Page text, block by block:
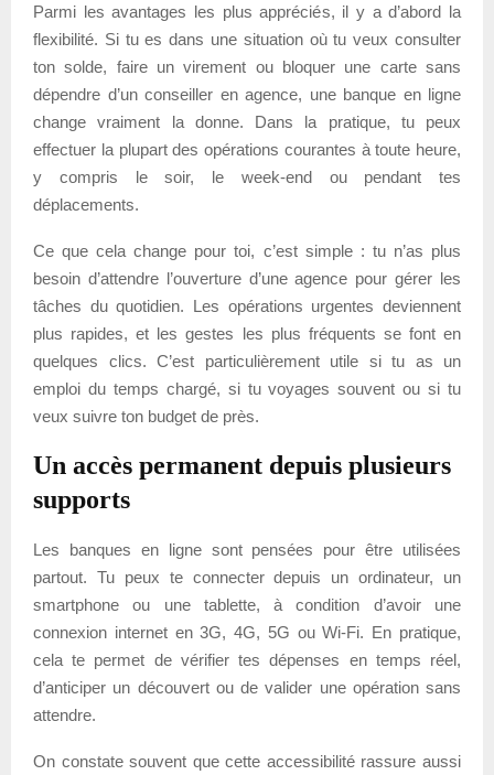
Parmi les avantages les plus appréciés, il y a d’abord la
flexibilité. Si tu es dans une situation où tu veux consulter
ton solde, faire un virement ou bloquer une carte sans
dépendre d’un conseiller en agence, une banque en ligne
change vraiment la donne. Dans la pratique, tu peux
effectuer la plupart des opérations courantes à toute heure,
y compris le soir, le week-end ou pendant tes
déplacements.
Ce que cela change pour toi, c’est simple : tu n’as plus
besoin d’attendre l’ouverture d’une agence pour gérer les
tâches du quotidien. Les opérations urgentes deviennent
plus rapides, et les gestes les plus fréquents se font en
quelques clics. C’est particulièrement utile si tu as un
emploi du temps chargé, si tu voyages souvent ou si tu
veux suivre ton budget de près.
Un accès permanent depuis plusieurs
supports
Les banques en ligne sont pensées pour être utilisées
partout. Tu peux te connecter depuis un ordinateur, un
smartphone ou une tablette, à condition d’avoir une
connexion internet en 3G, 4G, 5G ou Wi-Fi. En pratique,
cela te permet de vérifier tes dépenses en temps réel,
d’anticiper un découvert ou de valider une opération sans
attendre.
On constate souvent que cette accessibilité rassure aussi